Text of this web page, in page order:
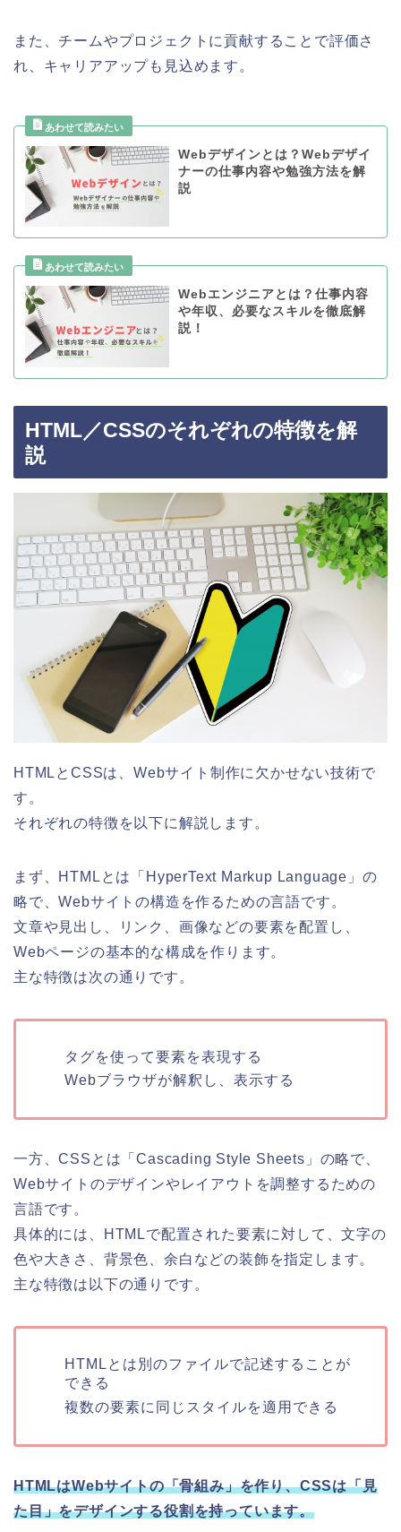
また、チームやプロジェクトに貢献することで評価さ
れ、キャリアアップも見込めます。
Webデザインとは？Webデザイ
ナーの仕事内容や勉強方法を解
説
Webエンジニアとは？仕事内容
や年収、必要なスキルを徹底解
説！
HTML／CSSのそれぞれの特徴を解
説
HTMLとCSSは、Webサイト制作に欠かせない技術で
す。
それぞれの特徴を以下に解説します。
まず、HTMLとは「HyperText Markup Language」の
略で、Webサイトの構造を作るための言語です。
文章や見出し、リンク、画像などの要素を配置し、
Webページの基本的な構成を作ります。
主な特徴は次の通りです。
タグを使って要素を表現する
Webブラウザが解釈し、表示する
一方、CSSとは「Cascading Style Sheets」の略で、
Webサイトのデザインやレイアウトを調整するための
言語です。
具体的には、HTMLで配置された要素に対して、文字の
色や大きさ、背景色、余白などの装飾を指定します。
主な特徴は以下の通りです。
HTMLとは別のファイルで記述することが
できる
複数の要素に同じスタイルを適用できる
HTMLはWebサイトの「骨組み」を作り、CSSは「見
た目」をデザインする役割を持っています。